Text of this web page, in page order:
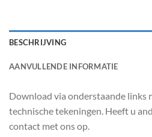
BESCHRIJVING
AANVULLENDE INFORMATIE
Download via onderstaande links
technische tekeningen. Heeft u
contact met ons op.